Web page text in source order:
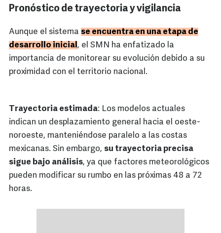
Pronóstico de trayectoria y vigilancia
Aunque el sistema se encuentra en una etapa de
desarrollo inicial, el SMN ha enfatizado la
importancia de monitorear su evolución debido a su
proximidad con el territorio nacional.
Trayectoria estimada: Los modelos actuales
indican un desplazamiento general hacia el oeste-
noroeste, manteniéndose paralelo a las costas
mexicanas. Sin embargo, su trayectoria precisa
sigue bajo análisis, ya que factores meteorológicos
pueden modificar su rumbo en las próximas 48 a 72
horas.